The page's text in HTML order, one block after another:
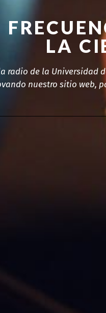
LA
radio de la Universidad
nuestro sitio web,